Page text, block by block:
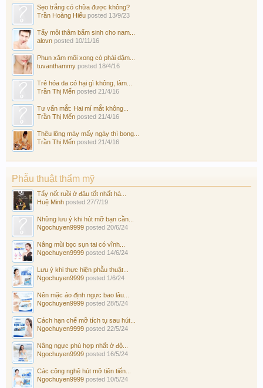
Sẹo trắng có chữa được không?
Trần Hoàng Hiếu posted 13/9/23
Tẩy môi thâm bẩm sinh cho nam...
alovn posted 10/11/16
Phun xăm môi xong có phải dặm...
tuvanthammy posted 18/4/16
Trẻ hóa da có hại gì không, làm...
Trần Thị Mến posted 21/4/16
Tư vấn mắt: Hai mí mắt không...
Trần Thị Mến posted 21/4/16
Thêu lông mày mấy ngày thì bong...
Trần Thị Mến posted 21/4/16
Phẫu thuật thẩm mỹ
Tẩy nốt ruồi ở đâu tốt nhất hà...
Huệ Minh posted 27/7/19
Những lưu ý khi hút mỡ bạn cần...
Ngochuyen9999 posted 20/6/24
Nâng mũi bọc sụn tai có vĩnh...
Ngochuyen9999 posted 14/6/24
Lưu ý khi thực hiện phẫu thuật...
Ngochuyen9999 posted 1/6/24
Nên mặc áo định ngực bao lâu...
Ngochuyen9999 posted 28/5/24
Cách hạn chế mỡ tích tụ sau hút...
Ngochuyen9999 posted 22/5/24
Nâng ngực phù hợp nhất ở độ...
Ngochuyen9999 posted 16/5/24
Các công nghệ hút mỡ tiên tiến...
Ngochuyen9999 posted 10/5/24